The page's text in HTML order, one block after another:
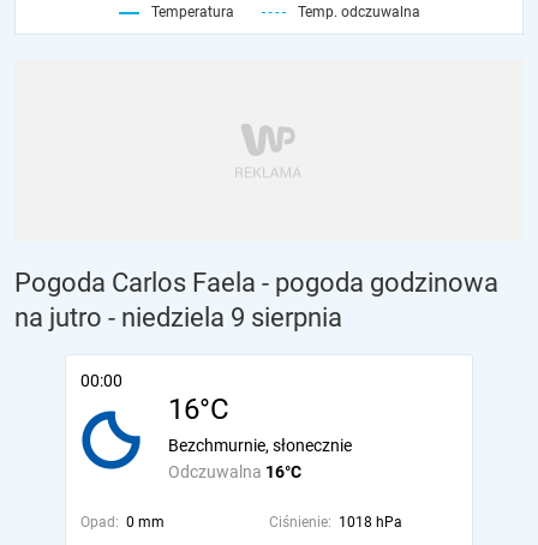
Temperatura Temp. odczuwalna
Pogoda Carlos Faela - pogoda godzinowa
na jutro - niedziela 9 sierpnia
00:00
16°C
Odczuwalna 16°C
Bezchmurnie, słonecznie
Opad: 0 mm Ciśnienie: 1018 hPa